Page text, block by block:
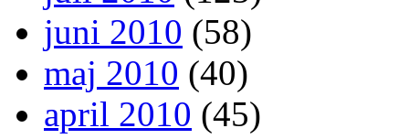
juni 2010 (58)
maj 2010 (40)
april 2010 (45)